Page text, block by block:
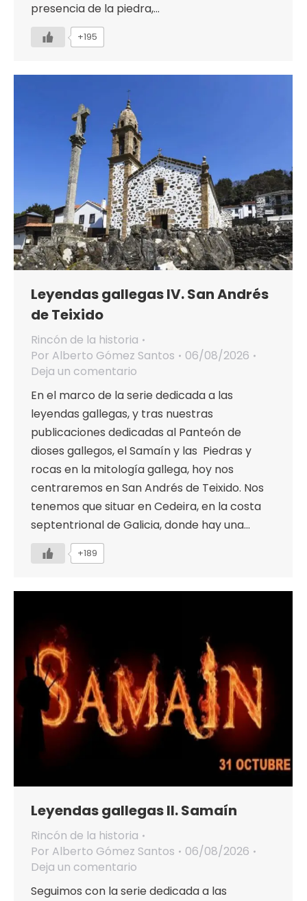
presencia de la piedra,…
+195
Leyendas gallegas IV. San Andrés
de Teixido
Rincón de la historia
Por Alberto Gómez Santos
06/08/2026
Deja un comentario
En el marco de la serie dedicada a las
leyendas gallegas, y tras nuestras
publicaciones dedicadas al Panteón de
dioses gallegos, el Samaín y las Piedras y
rocas en la mitología gallega, hoy nos
centraremos en San Andrés de Teixido. Nos
tenemos que situar en Cedeira, en la costa
septentrional de Galicia, donde hay una…
+189
Leyendas gallegas II. Samaín
Rincón de la historia
Por Alberto Gómez Santos
06/08/2026
Deja un comentario
Seguimos con la serie dedicada a las